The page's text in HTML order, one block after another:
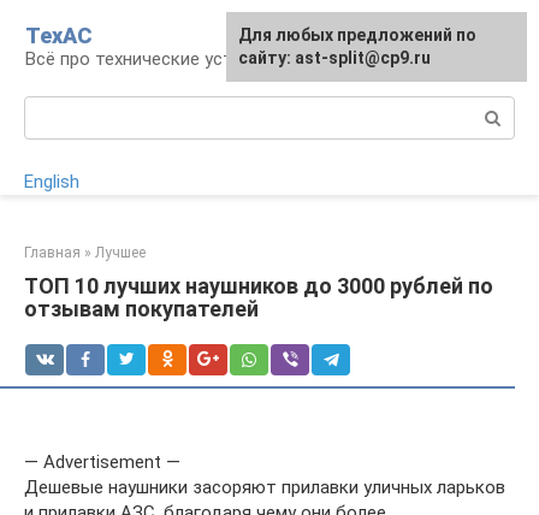
контенту
ТехАС
Всё про технические устройства
English
Главная » Лучшее
ТОП 10 лучших наушников до 3000 рублей по
отзывам покупателей
— Advertisement —
Дешевые наушники засоряют прилавки уличных ларьков
Для любых предложений по
сайту: ast-split@cp9.ru